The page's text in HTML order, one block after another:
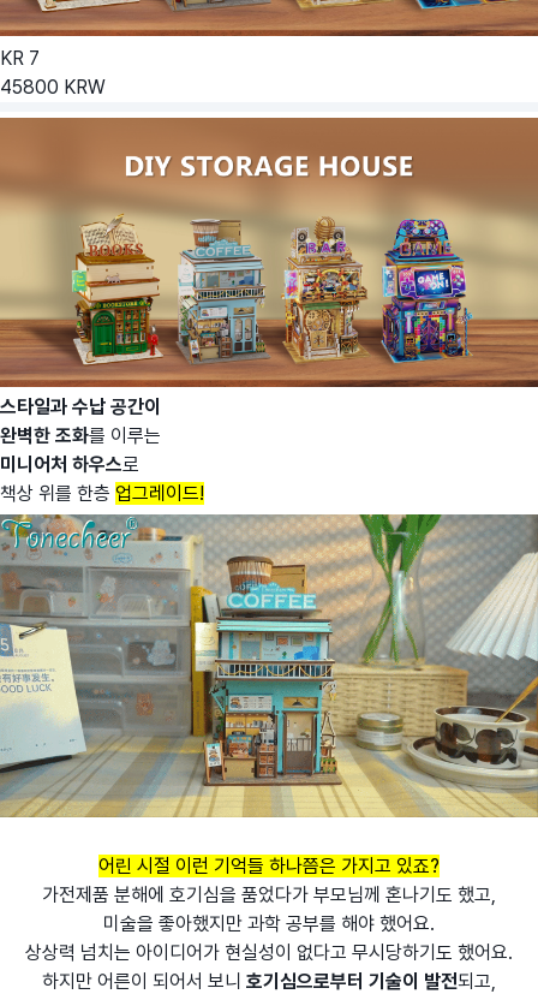
KR 7
45800 KRW
스타일과 수납 공간이
완벽한 조화를 이루는
미니어처 하우스로
책상 위를 한층 업그레이드!
어린 시절 이런 기억들 하나쯤은 가지고 있죠?
가전제품 분해에 호기심을 품었다가 부모님께 혼나기도 했고,
미술을 좋아했지만 과학 공부를 해야 했어요.
상상력 넘치는 아이디어가 현실성이 없다고 무시당하기도 했어요.
하지만 어른이 되어서 보니 호기심으로부터 기술이 발전되고,